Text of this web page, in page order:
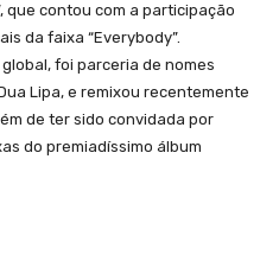
que contou com a participação
da faixa “Everybody”.
foi parceria de nomes
Lipa, e remixou recentemente
de ter sido convidada por
do premiadíssimo álbum